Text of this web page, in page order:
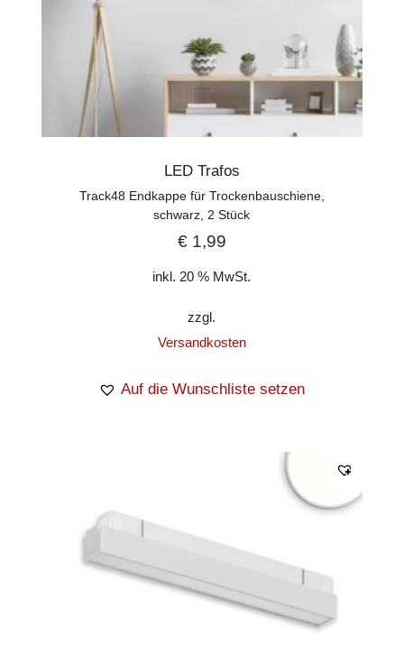
LED Trafos
Track48 Endkappe für Trockenbauschiene,
schwarz, 2 Stück
€1,99
inkl. 20 % MwSt.
zzgl.
Versandkosten
Auf die Wunschliste setzen